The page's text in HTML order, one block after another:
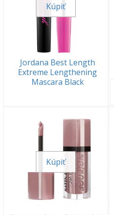
Kúpiť
Jordana Best Length
Extreme Lengthening
Mascara Black
Kúpiť